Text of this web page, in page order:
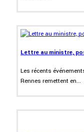
Lettre au ministre,
Les récents
Rennes remettent en...